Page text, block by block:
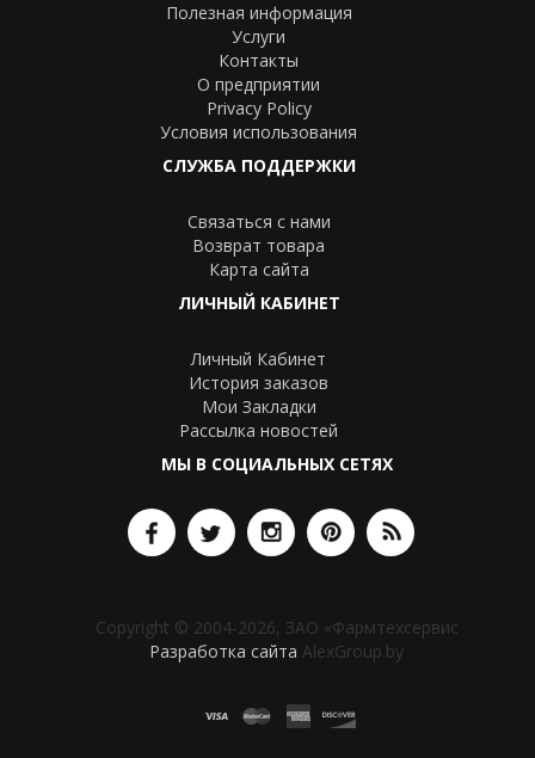
Полезная информация
Услуги
Контакты
О предприятии
Privacy Policy
Условия использования
СЛУЖБА ПОДДЕРЖКИ
Связаться с нами
Возврат товара
Карта сайта
ЛИЧНЫЙ КАБИНЕТ
Личный Кабинет
История заказов
Мои Закладки
Рассылка новостей
МЫ В СОЦИАЛЬНЫХ СЕТЯХ
Copyright © 2004-2026, ЗАО «Фармтехсервис
Разработка сайта AlexGroup.by